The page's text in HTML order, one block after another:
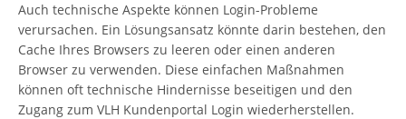
Auch technische Aspekte können Login-Probleme
verursachen. Ein Lösungsansatz könnte darin bestehen, den
Cache Ihres Browsers zu leeren oder einen anderen
Browser zu verwenden. Diese einfachen Maßnahmen
können oft technische Hindernisse beseitigen und den
Zugang zum VLH Kundenportal Login wiederherstellen.